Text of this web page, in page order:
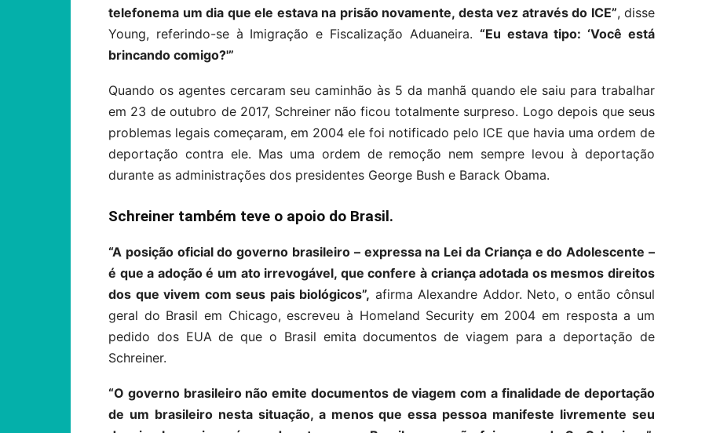
telefonema um dia que ele estava na prisão novamente, desta vez através do ICE”, disse
Young, referindo-se à Imigração e Fiscalização Aduaneira. “Eu estava tipo: ‘Você está
brincando comigo?'”
Quando os agentes cercaram seu caminhão às 5 da manhã quando ele saiu para trabalhar
em 23 de outubro de 2017, Schreiner não ficou totalmente surpreso. Logo depois que seus
problemas legais começaram, em 2004 ele foi notificado pelo ICE que havia uma ordem de
deportação contra ele. Mas uma ordem de remoção nem sempre levou à deportação
durante as administrações dos presidentes George Bush e Barack Obama.
Schreiner também teve o apoio do Brasil.
“A posição oficial do governo brasileiro – expressa na Lei da Criança e do Adolescente –
é que a adoção é um ato irrevogável, que confere à criança adotada os mesmos direitos
dos que vivem com seus pais biológicos”, afirma Alexandre Addor. Neto, o então cônsul
geral do Brasil em Chicago, escreveu à Homeland Security em 2004 em resposta a um
pedido dos EUA de que o Brasil emita documentos de viagem para a deportação de
Schreiner.
“O governo brasileiro não emite documentos de viagem com a finalidade de deportação
de um brasileiro nesta situação, a menos que essa pessoa manifeste livremente seu